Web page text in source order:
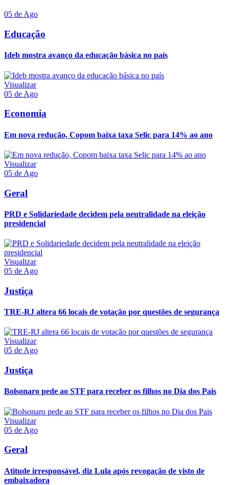
05 de Ago
Educação
Ideb mostra avanço da educação básica no país
Visualizar
05 de Ago
Economia
Em nova redução, Copom baixa taxa Selic para 14% ao ano
Visualizar
05 de Ago
Geral
PRD e Solidariedade decidem pela neutralidade na eleição
presidencial
Visualizar
05 de Ago
Justiça
TRE-RJ altera 66 locais de votação por questões de segurança
Visualizar
05 de Ago
Justiça
Bolsonaro pede ao STF para receber os filhos no Dia dos Pais
Visualizar
05 de Ago
Geral
Atitude irresponsável, diz Lula após revogação de visto de
embaixadora